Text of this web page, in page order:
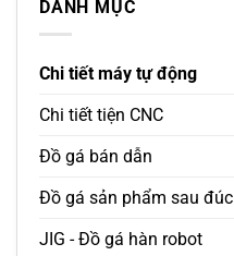
DANH MỤC
Chi tiết máy tự động
Chi tiết tiện CNC
Đồ gá bán dẫn
Đồ gá sản phẩm sau đúc
JIG - Đồ gá hàn robot